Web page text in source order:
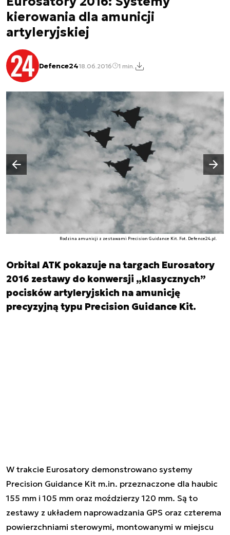
kierowania dla amunicji
artyleryjskiej
Defence2418.06.2016 1 min.
Rodzina amunicji z zestawami Precision Guidance Kit. Fot. Defence24.pl.
Poprzedni slajd
Następny slajd
Orbital ATK pokazuje na targach Eurosatory
2016 zestawy do konwersji „klasycznych”
pocisków artyleryjskich na amunicję
precyzyjną typu Precision Guidance Kit.
W trakcie Eurosatory demonstrowano systemy
Precision Guidance Kit m.in. przeznaczone dla haubic
155 mm i 105 mm oraz moździerzy 120 mm. Są to
zestawy z układem naprowadzania GPS oraz czterema
powierzchniami sterowymi, montowanymi w miejscu